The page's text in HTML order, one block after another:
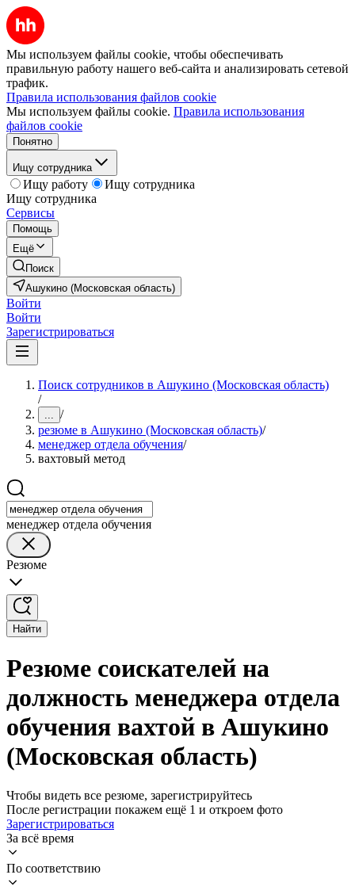
Мы используем файлы cookie, чтобы обеспечивать
правильную работу нашего веб-сайта и анализировать сетевой
трафик.
Правила использования файлов cookie
Мы используем файлы cookie. Правила использования
файлов cookie
Понятно
Ищу сотрудника
Ищу работу
Ищу сотрудника
Ищу сотрудника
Сервисы
Помощь
Ещё
Поиск
Ашукино (Московская область)
Войти
Войти
Зарегистрироваться
Поиск сотрудников в Ашукино (Московская область)
/
... /
резюме в Ашукино (Московская область)/
менеджер отдела обучения/
вахтовый метод
менеджер отдела обучения
Резюме
Найти
Резюме соискателей на
должность менеджера отдела
обучения вахтой в Ашукино
(Московская область)
Чтобы видеть все резюме, зарегистрируйтесь
После регистрации покажем ещё 1 и откроем фото
Зарегистрироваться
За всё время
По соответствию